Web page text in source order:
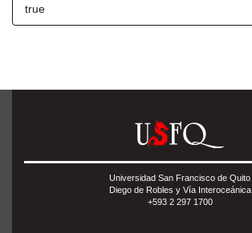
true
Universidad San Francisco de Quito
Diego de Robles y Vía Interoceánica
+593 2 297 1700